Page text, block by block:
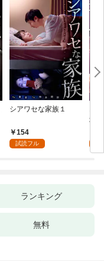
シアワセな家族１
154
試読フル
地
ランキング
無料